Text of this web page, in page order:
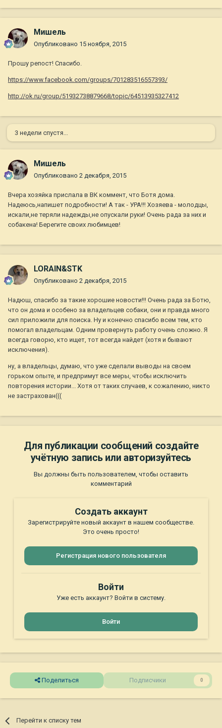
Мишель
Опубликовано 15 ноября, 2015
Прошу репост! Спасибо.
https://www.facebook.com/groups/701283516557393/
http://ok.ru/group/51932738879668/topic/64513935327412
3 недели спустя...
Мишель
Опубликовано 2 декабря, 2015
Вчера хозяйка прислала в ВК коммент, что Ботя дома.
Надеюсь,напишет подробности! А так - УРА!!! Хозяева - молодцы,
искали,не теряли надежды,не опускали руки! Очень рада за них и
собакена! Берегите своих любимцев!
LORAIN&STK
Опубликовано 2 декабря, 2015
Надюш, спасибо за такие хорошие новости!!! Очень рада за Ботю,
что он дома и особено за владельцев собаки, они и правда много
сил приложили для поиска. Ну и конечно спасибо всем тем, кто
помогал владельцам. Одним провернуть работу очень сложно. Я
всегда говорю, кто ищет, тот всегда найдет (хотя и бывают
исключения).
ну, а владельцы, думаю, что уже сделали выводы на своем
горьком опыте, и предпримут все меры, чтобы исключить
повторения истории... Хотя от таких случаев, к сожалению, никто
не застрахован(((
Для публикации сообщений создайте
учётную запись или авторизуйтесь
Вы должны быть пользователем, чтобы оставить
комментарий
Создать аккаунт
Зарегистрируйте новый аккаунт в нашем сообществе.
Это очень просто!
Регистрация нового пользователя
Войти
Уже есть аккаунт? Войти в систему.
Войти
Поделиться Подписчики 0
Перейти к списку тем